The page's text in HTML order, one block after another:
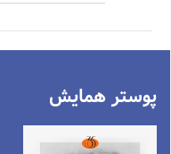
پوستر همایش